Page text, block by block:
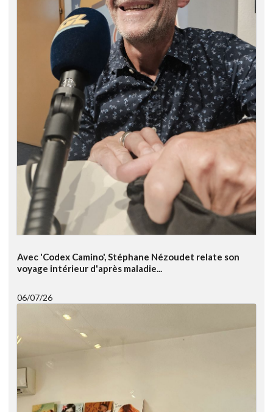
Avec 'Codex Camino', Stéphane Nézoudet relate son
voyage intérieur d'après maladie...
06/07/26